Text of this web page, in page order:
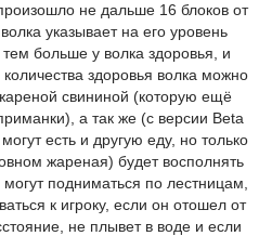
не дальше 16 блоков от
указывает на его уровень
больше у волка здоровья, и
здоровья волка можно
свининой (которую ещё
а так же (с версии Beta
есть и другую еду, но только
жареная) будет восполнять
подниматься по лестницам,
к игроку, если он отошел от
не плывет в воде и если